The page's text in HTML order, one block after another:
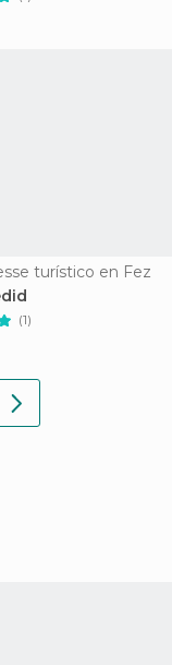
turístico en Fez
(1)